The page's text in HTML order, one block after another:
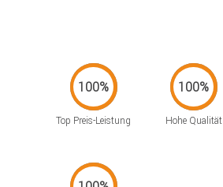
Top Preis-Leistung Hohe Qualität